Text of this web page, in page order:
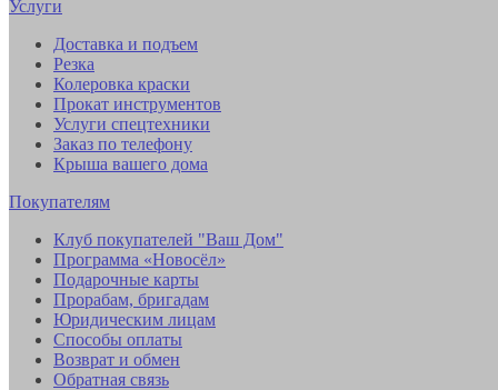
Услуги
Доставка и подъем
Резка
Колеровка краски
Прокат инструментов
Услуги спецтехники
Заказ по телефону
Крыша вашего дома
Покупателям
Клуб покупателей "Ваш Дом"
Программа «Новосёл»
Подарочные карты
Прорабам, бригадам
Юридическим лицам
Способы оплаты
Возврат и обмен
Обратная связь